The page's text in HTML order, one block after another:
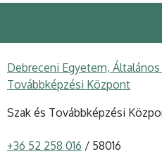
Debreceni Egyetem,
Továbbképzési Központ
Szak és Továbbképzési
+36 52 258 016 / 58016